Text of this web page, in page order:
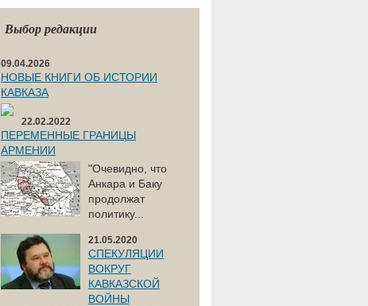
Выбор редакции
09.04.2026
НОВЫЕ КНИГИ ОБ ИСТОРИИ
КАВКАЗА
22.02.2022
ПЕРЕМЕННЫЕ ГРАНИЦЫ
АРМЕНИИ
"Очевидно, что
Анкара и Баку
продолжат
политику...
21.05.2020
СПЕКУЛЯЦИИ
ВОКРУГ
КАВКАЗСКОЙ
ВОЙНЫ